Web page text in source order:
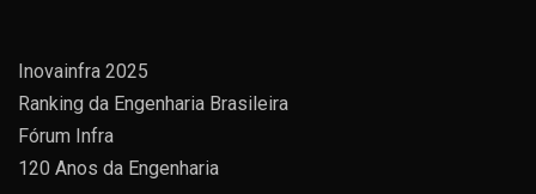
Inovainfra 2025
Ranking da Engenharia Brasileira
Fórum Infra
120 Anos da Engenharia